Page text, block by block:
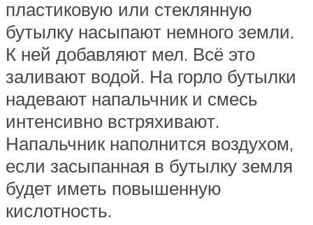
пластиковую или стеклянную
бутылку насыпают немного земли.
К ней добавляют мел. Всё это
заливают водой. На горло бутылки
надевают напальчник и смесь
интенсивно встряхивают.
Напальчник наполнится воздухом,
если засыпанная в бутылку земля
будет иметь повышенную
кислотность.